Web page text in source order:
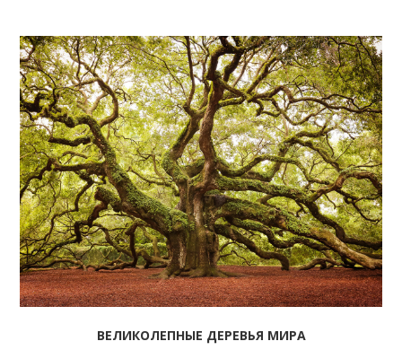
ВЕЛИКОЛЕПНЫЕ ДЕРЕВЬЯ МИРА